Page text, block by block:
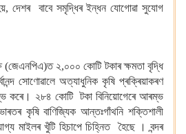
দেশৰ বাবে সমৃদ্ধিৰ ইন্ধন যোগোৱা সুযোগ
(জেএনপিএ)ত ২,০০০ কোটি টকাৰ ক্ষমতা বৃদ্ধি
সোণোৱালে অত্যাধুনিক কৃষি প্ৰক্ৰিয়াকৰণ
কৰে। ২৮৪ কোটি টকা বিনিয়োগেৰে আৰম্ভ
কৃষি বাণিজ্যিক আন্তঃগাঁথনি শক্তিশালী
মাইলৰ খুঁটি হিচাপে চিহ্নিত হৈছে । বন্দৰ